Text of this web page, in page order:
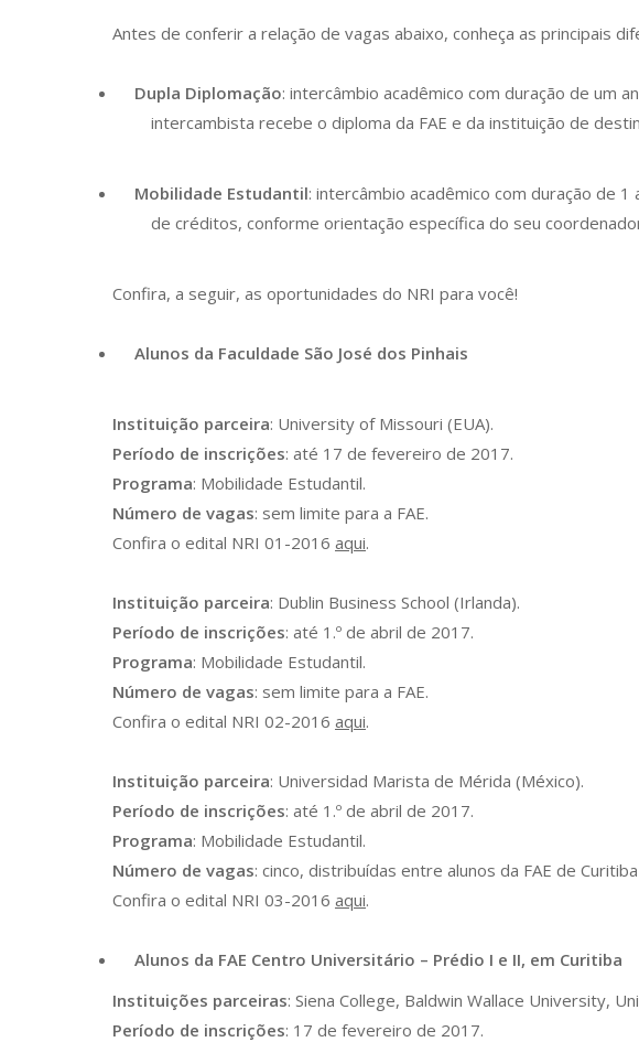
Antes de conferir a relação de vagas abaixo, conheça as principais
Dupla Diplomação: intercâmbio acadêmico com duração de um
intercambista recebe o diploma da FAE e da instituição de
Mobilidade Estudantil: intercâmbio acadêmico com duração de
de créditos, conforme orientação específica do seu
Confira, a seguir, as oportunidades do NRI para você!
Alunos da Faculdade São José dos Pinhais
Instituição parceira: University of Missouri (EUA).
Período de inscrições: até 17 de fevereiro de 2017.
Programa: Mobilidade Estudantil.
Número de vagas: sem limite para a FAE.
Confira o edital NRI 01-2016 aqui.
Instituição parceira: Dublin Business School (Irlanda).
Período de inscrições: até 1.º de abril de 2017.
Programa: Mobilidade Estudantil.
Número de vagas: sem limite para a FAE.
Confira o edital NRI 02-2016 aqui.
Instituição parceira: Universidad Marista de Mérida (México).
Período de inscrições: até 1.º de abril de 2017.
Programa: Mobilidade Estudantil.
Número de vagas: cinco, distribuídas entre alunos da FAE de
Confira o edital NRI 03-2016 aqui.
Alunos da FAE Centro Universitário – Prédio I e II, em Curitiba
Instituições parceiras: Siena College, Baldwin Wallace University,
Período de inscrições: 17 de fevereiro de 2017.